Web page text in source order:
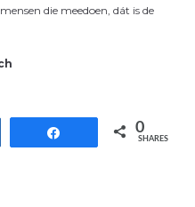
die meedoen, dát is de
0
SHARES